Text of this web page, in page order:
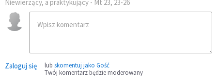
Niewierzący, a praktykujący - Mt 23, 23-26
Zaloguj się lub skomentuj jako Gość
Twój komentarz będzie moderowany